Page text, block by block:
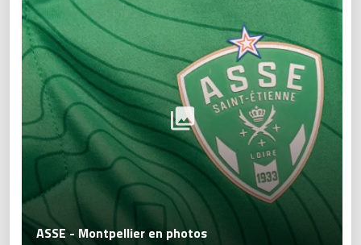
ASSE - Montpellier en photos